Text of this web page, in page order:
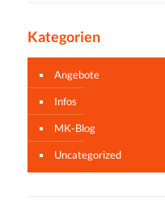
Kategorien
Angebote
Infos
MK-Blog
Uncategorized